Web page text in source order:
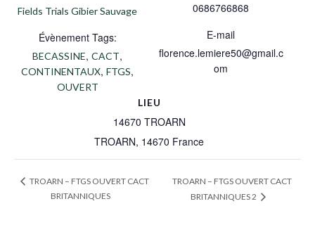
Fields Trials Gibier Sauvage
Évènement Tags:
BECASSINE, CACT,
CONTINENTAUX, FTGS,
OUVERT
LIEU
14670 TROARN
TROARN, 14670 France
0686766868
E-mail
florence.lemiere50@gmail.c
om
TROARN – FTGS OUVERT CACT
BRITANNIQUES
TROARN – FTGS OUVERT CACT
BRITANNIQUES 2